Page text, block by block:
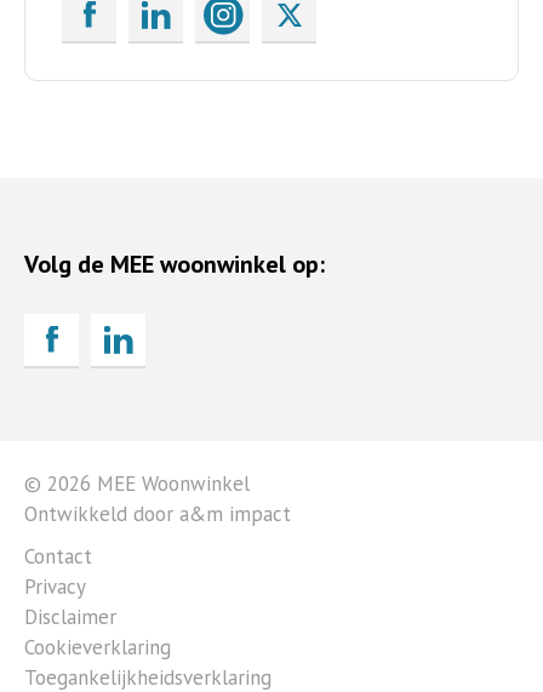
Volg de MEE woonwinkel op:
© 2026 MEE Woonwinkel
Ontwikkeld door a&m impact
Contact
Privacy
Disclaimer
Cookieverklaring
Toegankelijkheidsverklaring